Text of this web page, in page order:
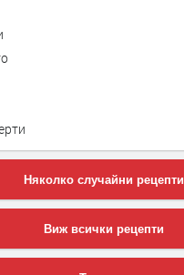
Няколко случайни рецепти
Виж всички рецепти